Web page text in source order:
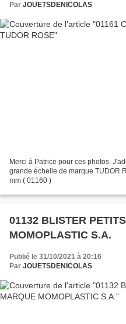
Par JOUETSDENICOLAS
Merci à Patrice pour ces photos.
grande échelle de marque TUDOR
mm ( 01160 )
01132 BLISTER
MOMOPLASTIC S.A.
Publié le 31/10/2021 à 20:16
Par JOUETSDENICOLAS